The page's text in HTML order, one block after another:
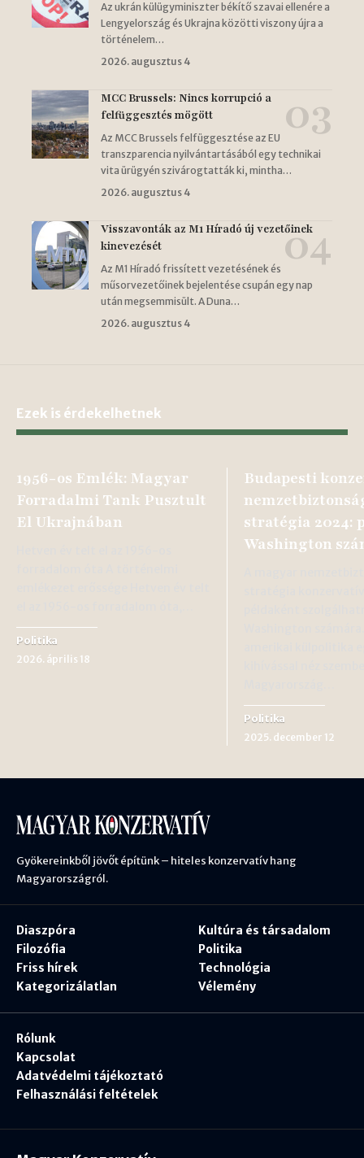
Az ukrán külügyminiszter békítő szavai ellenére a
Lengyelország és Ukrajna közötti viszony újra a
történelem…
2026. augusztus 4
MCC Brussels: Nincs korrupció a
felfüggesztés mögött
Az MCC Brussels felfüggesztése az EU
transzparencia nyilvántartásából egy technikai
vita ürügyén szivárogtatták ki, mintha…
2026. augusztus 4
Visszavonták az M1 Híradó új vezetőinek
kinevezését
Az M1 Híradó frissített vezetésének és
műsorvezetőinek bejelentése csupán egy nap
után megsemmisült. A Duna…
2026. augusztus 4
Ezek is érdekelhetnek
1956-os Emlék: Magyar
Forradalmi Tank Pusztult
El Ukrajnában
Politika
2026. április 18
Budapesti
stratégia 2024:
Washington
Politika
2025. december 12
Gyökereinkből jövőt építünk – hiteles konzervatív hang
Magyarországról.
Diaszpóra
Filozófia
Friss hírek
Kategorizálatlan
Kultúra és társadalom
Politika
Technológia
Vélemény
Rólunk
Kapcsolat
Adatvédelmi tájékoztató
Felhasználási feltételek